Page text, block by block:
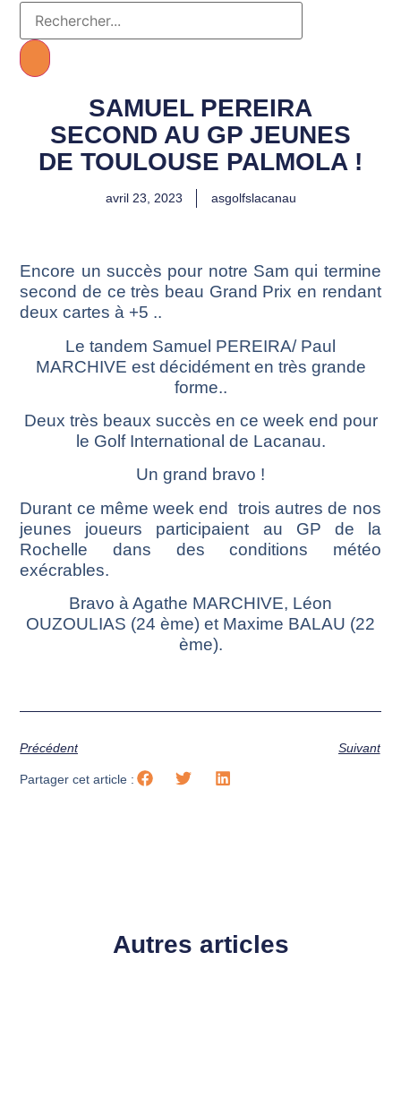
SAMUEL PEREIRA
SECOND AU GP JEUNES
DE TOULOUSE PALMOLA !
avril 23, 2023 asgolfslacanau
Encore un succès pour notre Sam qui termine
second de ce très beau Grand Prix en rendant
deux cartes à +5 ..
Le tandem Samuel PEREIRA/ Paul
MARCHIVE est décidément en très grande
forme..
Deux très beaux succès en ce week end pour
le Golf International de Lacanau.
Un grand bravo !
Durant ce même week end trois autres de nos
jeunes joueurs participaient au GP de la
Rochelle dans des conditions météo
exécrables.
Bravo à Agathe MARCHIVE, Léon
OUZOULIAS (24 ème) et Maxime BALAU (22
ème).
Précédent Suivant
Partager cet article :
Autres articles